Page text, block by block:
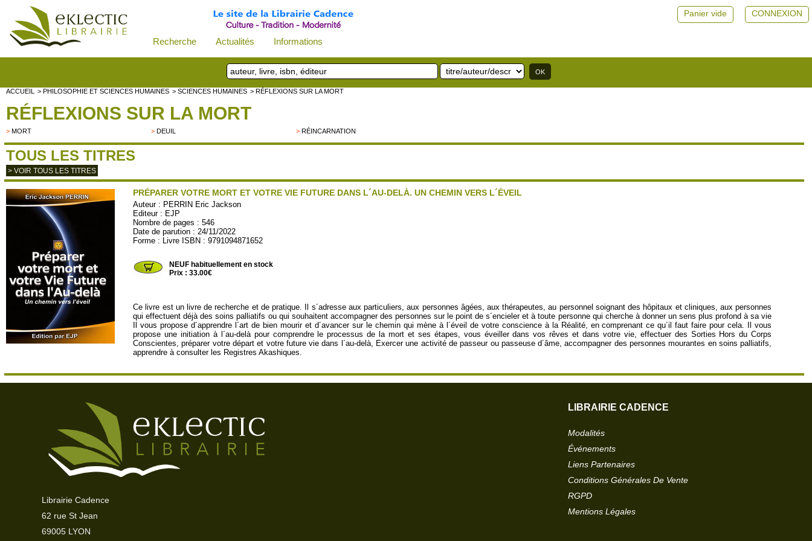
Recherche Actualités Informations
CONNEXION
Panier vide
ACCUEIL > PHILOSOPHIE ET SCIENCES HUMAINES > SCIENCES HUMAINES > RÉFLEXIONS SUR LA MORT
RÉFLEXIONS SUR LA MORT
> MORT >DEUIL >RÉINCARNATION
TOUS LES TITRES
> VOIR TOUS LES TITRES
PRÉPARER VOTRE MORT ET VOTRE VIE FUTURE DANS L´AU-DELÀ. UN CHEMIN VERS L´ÉVEIL
Auteur : PERRIN Eric Jackson
Editeur : EJP
Nombre de pages : 546
Date de parution : 24/11/2022
Forme : Livre ISBN : 9791094871652
NEUF habituellement en stock
Prix : 33.00€
Ce livre est un livre de recherche et de pratique. Il s´adresse aux particuliers, aux personnes âgées, aux thérapeutes, au personnel soignant des hôpitaux et cliniques, aux personnes
qui effectuent déjà des soins palliatifs ou qui souhaitent accompagner des personnes sur le point de s´encieler et à toute personne qui cherche à donner un sens plus profond à sa vie
Il vous propose d´apprendre l´art de bien mourir et d´avancer sur le chemin qui mène à l´éveil de votre conscience à la Réalité, en comprenant ce qu´il faut faire pour cela. Il vous
propose une initiation à l´au-delà pour comprendre le processus de la mort et ses étapes, vous éveiller dans vos rêves et dans votre vie, effectuer des Sorties Hors du Corps
Conscientes, préparer votre départ et votre future vie dans l´au-delà, Exercer une activité de passeur ou passeuse d´âme, accompagner des personnes mourantes en soins palliatifs,
apprendre à consulter les Registres Akashiques.
Librairie Cadence
62 rue St Jean
69005 LYON
LIBRAIRIE CADENCE
Modalités
Événements
Liens Partenaires
Conditions Générales De Vente
RGPD
Mentions Légales